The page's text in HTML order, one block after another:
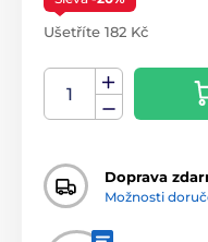
Ušetříte 182 Kč
Doprava
Možnosti